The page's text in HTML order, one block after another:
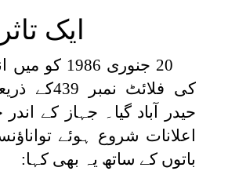
ایک تاثر
20 جنوری 1986
کی فلائٹ
حیدر آباد گیا۔ جہاز کے
اعلانات شروع ہوئے
باتوں کے ساتھ یہ بھی کہا: